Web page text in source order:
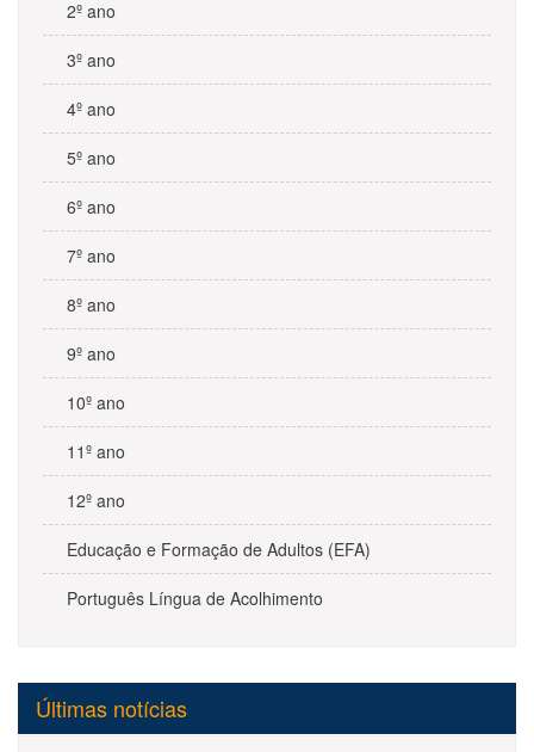
2º ano
3º ano
4º ano
5º ano
6º ano
7º ano
8º ano
9º ano
10º ano
11º ano
12º ano
Educação e Formação de Adultos (EFA)
Português Língua de Acolhimento
Últimas notícias